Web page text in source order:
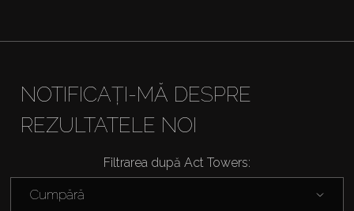
Închiriați
Vânzare
Off-Plan
Agenți
NOTIFICAȚI-MĂ DESPRE
REZULTATELE NOI
Filtrarea după Act Towers:
Cumpără